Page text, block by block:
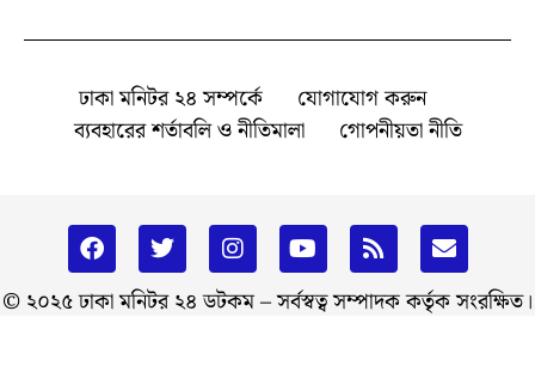
ঢাকা মনিটর ২৪ সম্পর্কে
যোগাযোগ করুন
ব্যবহারের শর্তাবলি ও নীতিমালা
গোপনীয়তা নীতি
© ২০২৫ ঢাকা মনিটর ২৪ ডটকম – সর্বস্বত্ব সম্পাদক কর্তৃক সংরক্ষিত।